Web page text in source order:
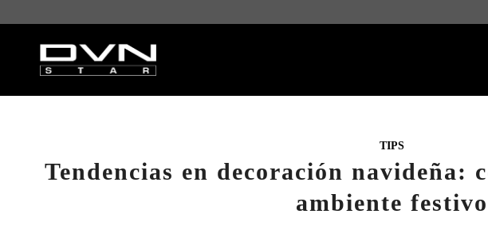
TIPS
Tendencias en decoración navideña:
ambiente festivo